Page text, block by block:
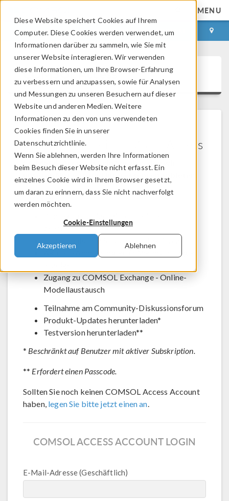
Diese Website speichert Cookies auf Ihrem
Computer. Diese Cookies werden verwendet, um
Informationen darüber zu sammeln, wie Sie mit
unserer Website interagieren. Wir verwenden
diese Informationen, um Ihre Browser-Erfahrung
zu verbessern und anzupassen, sowie für Analysen
und Messungen zu unseren Besuchern auf dieser
Website und anderen Medien. Weitere
Informationen zu den von uns verwendeten
Cookies finden Sie in unserer
Datenschutzrichtlinie.
Wenn Sie ablehnen, werden Ihre Informationen
beim Besuch dieser Website nicht erfasst. Ein
einzelnes Cookie wird in Ihrem Browser gesetzt,
um daran zu erinnern, dass Sie nicht nachverfolgt
werden möchten.
Cookie-Einstellungen
Akzeptieren Ablehnen
MENU
ANMELDEN KONTAKT
COMSOL Access
Willkommen bei COMSOL Access
COMSOL Access ist ein Service, den wir
unseren Nutzern und Interessenten anbieten.
Vorteile:
bearbeiten
Den technischen Support kontaktieren
Aktuelle Anmeldungen für Veranstaltungen
Zugang zu COMSOL Exchange - Online-
Modellaustausch
Teilnahme am Community-Diskussionsforum
Produkt-Updates herunterladen*
Testversion herunterladen**
* Beschränkt auf Benutzer mit aktiver Subskription.
** Erfordert einen Passcode.
Sollten Sie noch keinen COMSOL Access Account
haben, legen Sie bitte jetzt einen an.
COMSOL ACCESS ACCOUNT LOGIN
E-Mail-Adresse (Geschäftlich)